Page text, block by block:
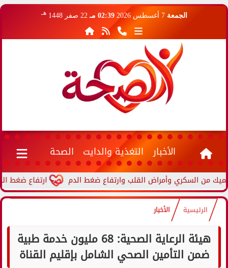
الجمعة 7 أغسطس 2026 02:39 مـ 22 صفر 1448 هـ
الأخبار التغذية والدايت الصحة
ارتفاع ضغط الدم
الرئيسية الأخبار
هيئة الرعاية الصحية: 68 مليون خدمة طبية
ضمن التأمين الصحي الشامل بإقليم القناة